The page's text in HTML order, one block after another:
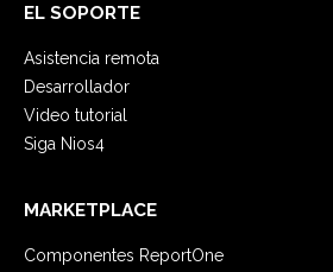
EL SOPORTE
Asistencia remota
Desarrollador
Video tutorial
Siga Nios4
MARKETPLACE
Componentes ReportOne